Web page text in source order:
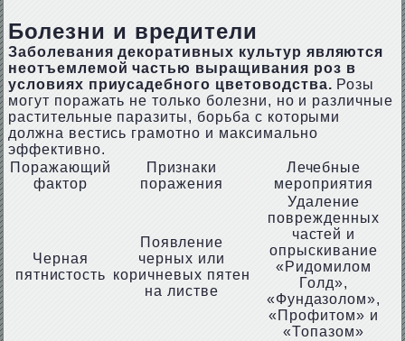
Болезни и вредители
Заболевания декоративных культур являются
неотъемлемой частью выращивания роз в
условиях приусадебного цветоводства. Розы
могут поражать не только болезни, но и различные
растительные паразиты, борьба с которыми
должна вестись грамотно и максимально
эффективно.
Поражающий
фактор
Признаки
поражения
Лечебные
мероприятия
Черная
пятнистость
Появление
черных или
коричневых пятен
на листве
Удаление
поврежденных
частей и
опрыскивание
«Ридомилом
Голд»,
«Фундазолом»,
«Профитом» и
«Топазом»